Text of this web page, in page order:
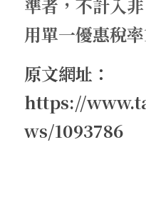
準者，不計入
用單一優惠稅率
原文網址：
https://
ws/1093786